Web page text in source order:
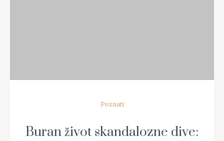
Poznati
Buran život skandalozne dive: